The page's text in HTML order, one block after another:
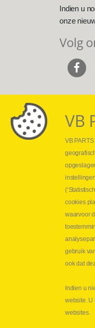
Indien u
onze
Volg
Webshop
Nieuws
Jobs
Abraham
E-mail
Copyright
VB
VB
cookies
waarvoor
gebruik
ook dat
Indien u
website. U
websites.